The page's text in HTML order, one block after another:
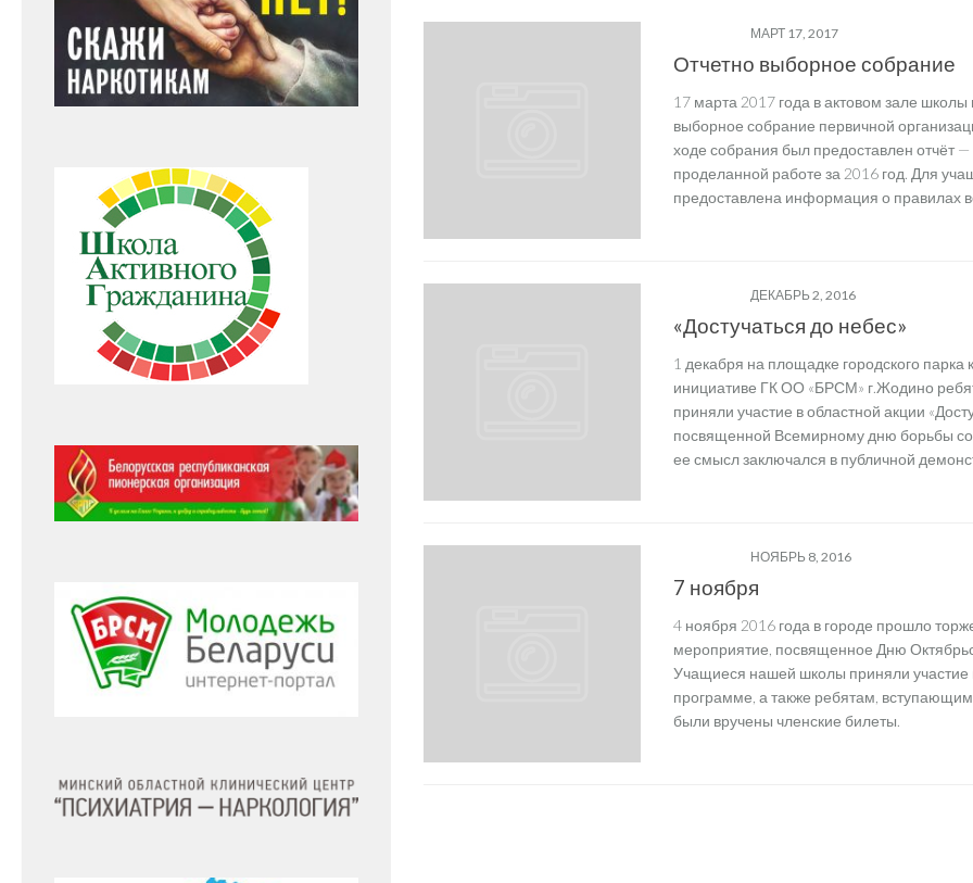
МАРТ 17, 2017
Отчетно выборное собрание
17 марта 2017 года в актовом зале
выборное собрание первичной
ходе собрания был предоставлен отчёт —
проделанной работе за 2016 год. Для
предоставлена информация о правилах
ДЕКАБРЬ 2, 2016
«Достучаться до небес»
1 декабря на площадке городского парка
инициативе ГК ОО «БРСМ» г.Жодино
приняли участие в областной акции
посвященной Всемирному дню борьбы
ее смысл заключался в публичной
НОЯБРЬ 8, 2016
7 ноября
4 ноября 2016 года в городе прошло
мероприятие, посвященное Дню
Учащиеся нашей школы приняли участие
программе, а также ребятам,
были вручены членские билеты.